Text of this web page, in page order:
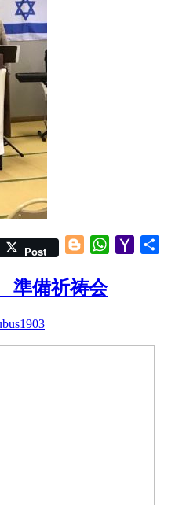
Post BloggerWhatsApp
Yahoo
準備祈祷会